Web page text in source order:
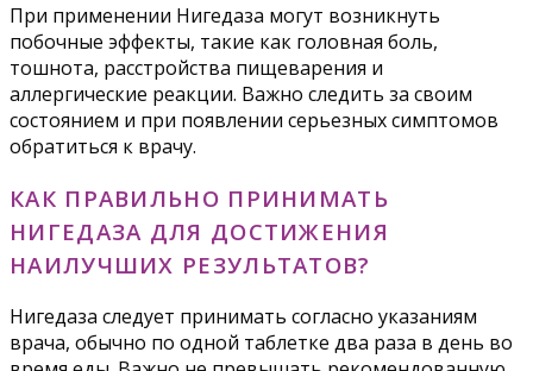
При применении Нигедаза могут возникнуть
побочные эффекты, такие как головная боль,
тошнота, расстройства пищеварения и
аллергические реакции. Важно следить за своим
состоянием и при появлении серьезных симптомов
обратиться к врачу.
КАК ПРАВИЛЬНО ПРИНИМАТЬ
НИГЕДАЗА ДЛЯ ДОСТИЖЕНИЯ
НАИЛУЧШИХ РЕЗУЛЬТАТОВ?
Нигедаза следует принимать согласно указаниям
врача, обычно по одной таблетке два раза в день во